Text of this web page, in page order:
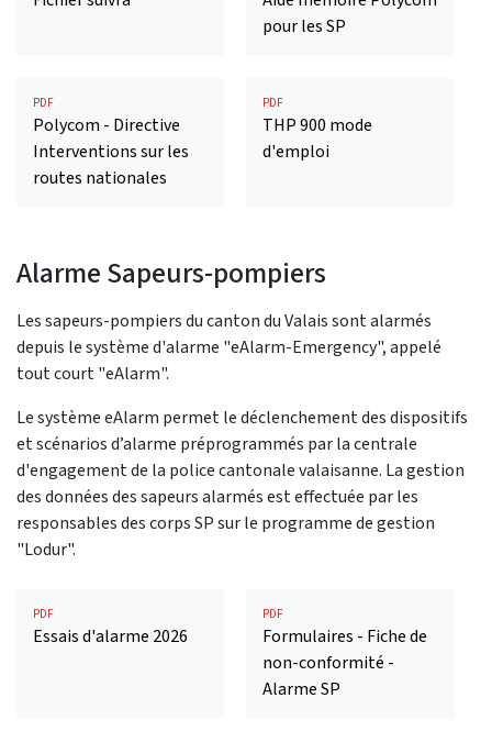
pour les SP
PDF
Polycom - Directive
Interventions sur les
routes nationales
PDF
THP 900 mode
d'emploi
Alarme Sapeurs-pompiers
Les sapeurs-pompiers du canton du Valais sont alarmés
depuis le système d'alarme "eAlarm-Emergency", appelé
tout court "eAlarm".
Le système eAlarm permet le déclenchement des dispositifs
et scénarios d’alarme préprogrammés par la centrale
d'engagement de la police cantonale valaisanne. La gestion
des données des sapeurs alarmés est effectuée par les
responsables des corps SP sur le programme de gestion
"Lodur".
PDF
Essais d'alarme 2026
PDF
Formulaires - Fiche de
non-conformité -
Alarme SP